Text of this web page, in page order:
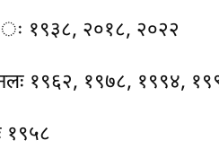
१९३८, २०१८, २०२२
१९६२, १९७८, १९९४,
१९५८